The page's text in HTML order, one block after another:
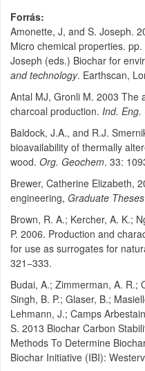
Forrás
Amonette, J, and S. Joseph.
Micro chemical properties.
Joseph (eds.) Biochar for
and technology. Earthscan,
Antal MJ, Gronli M. 2003 The
charcoal production. Ind. Eng.
Baldock, J.A., and R.J.
bioavailability of thermally
wood. Org. Geochem. 33:
Brewer, Catherine Elizabeth,
engineering, Graduate
Brown, R. A.; Kercher, A. K.;
P. 2006. Production and
for use as surrogates for
321−333.
Budai, A.; Zimmerman, A. R.;
Singh, B. P.; Glaser, B.;
Lehmann, J.; Camps
S. 2013 Biochar Carbon
Methods To Determine
Biochar Initiative (IBI):